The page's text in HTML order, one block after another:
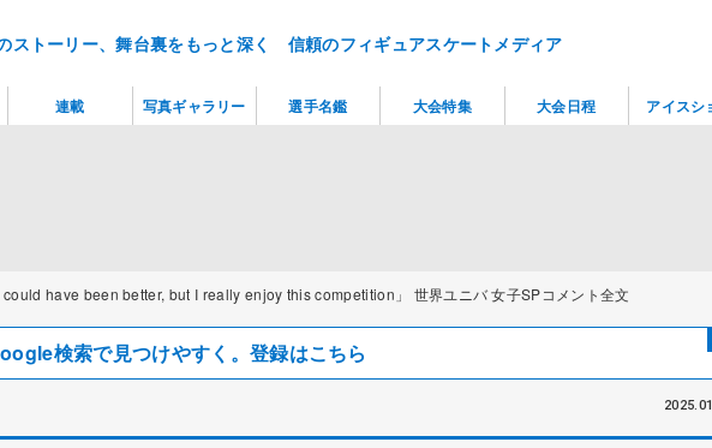
ストーリー、舞台裏をもっと深く 信頼のフィギュアスケートメディア
have been better, but I really enjoy this competition」 世界ユニバ 女子SPコメント全文
検索で見つけやすく。登録はこちら
連載 写真ギャラリー 選手名鑑 大会特集 大会日程 アイスシ